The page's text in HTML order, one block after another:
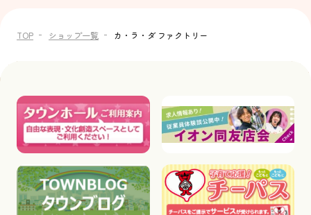
TOP ショップ一覧 カ・ラ・ダ ファクトリー